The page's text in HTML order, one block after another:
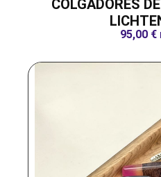
COLGADORES
95,00 €